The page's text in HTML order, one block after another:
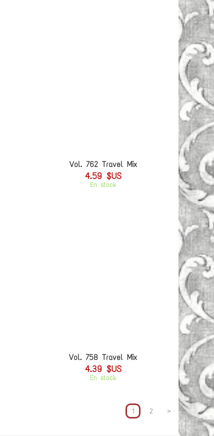
Vol. 762 Travel Mix
4.59 $US
En stock
Vol. 758 Travel Mix
4.39 $US
En stock
1 2 >